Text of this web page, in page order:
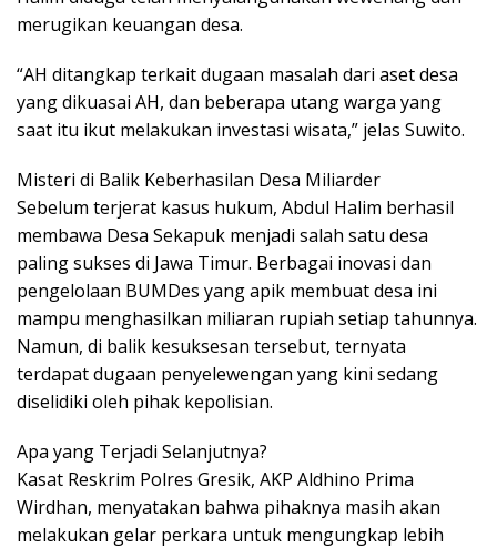
merugikan keuangan desa.
“AH ditangkap terkait dugaan masalah dari aset desa
yang dikuasai AH, dan beberapa utang warga yang
saat itu ikut melakukan investasi wisata,” jelas Suwito.
Misteri di Balik Keberhasilan Desa Miliarder
Sebelum terjerat kasus hukum, Abdul Halim berhasil
membawa Desa Sekapuk menjadi salah satu desa
paling sukses di Jawa Timur. Berbagai inovasi dan
pengelolaan BUMDes yang apik membuat desa ini
mampu menghasilkan miliaran rupiah setiap tahunnya.
Namun, di balik kesuksesan tersebut, ternyata
terdapat dugaan penyelewengan yang kini sedang
diselidiki oleh pihak kepolisian.
Apa yang Terjadi Selanjutnya?
Kasat Reskrim Polres Gresik, AKP Aldhino Prima
Wirdhan, menyatakan bahwa pihaknya masih akan
melakukan gelar perkara untuk mengungkap lebih